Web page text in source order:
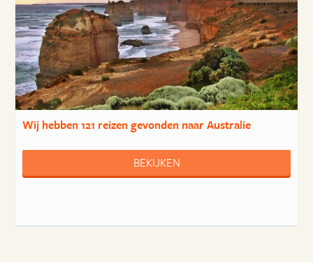
Wij hebben121 reizengevonden naar Australie
BEKIJKEN